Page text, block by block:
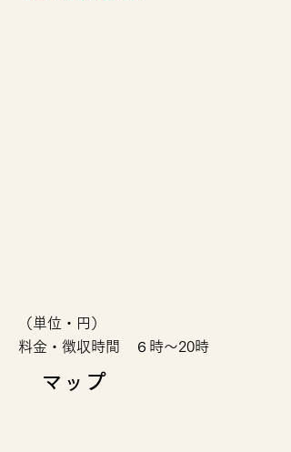
（単位・円）
料金・徴収時間 ６時～20時
​マップ